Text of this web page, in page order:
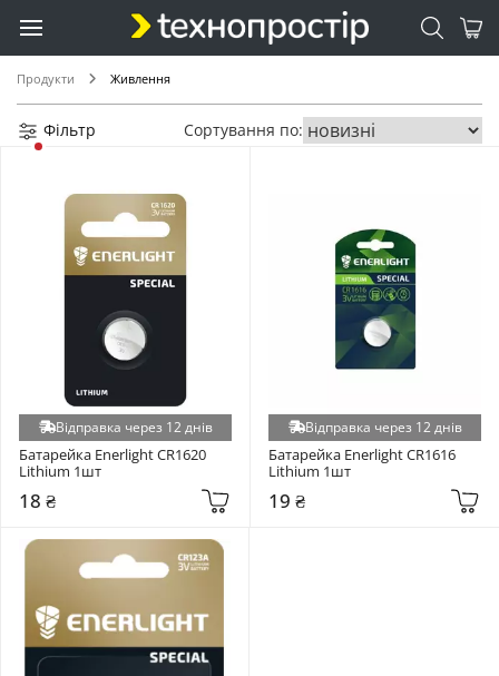
Продукти Живлення
Romoss (+7)
Belkin (+6)
Oukitel (+6)
ArmorStandart (+5)
Enot (+5)
Power Queen (+5)
Timeusb (+5)
CATL (+4)
Makelsan (+4)
Mervesan (+4)
Nitecore (+4)
Orbus (+4)
Фільтр Сортування по:
Відправка через 12 днів
Батарейка Enerlight CR1620
Lithium 1шт
18 ₴
Відправка через 12 днів
Батарейка Enerlight CR1616
Lithium 1шт
19 ₴